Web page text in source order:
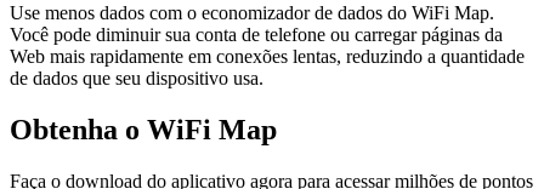
Use menos dados com o economizador de dados do WiFi Map.
Você pode diminuir sua conta de telefone ou carregar páginas da
Web mais rapidamente em conexões lentas, reduzindo a quantidade
de dados que seu dispositivo usa.
Obtenha o WiFi Map
Faça o download do aplicativo agora para acessar milhões de pontos